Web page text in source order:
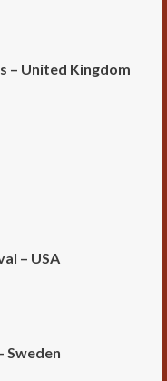
– United Kingdom
– USA
Sweden